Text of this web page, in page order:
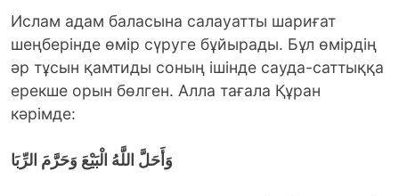
Ислам адам баласына салауатты шариғат
шеңберінде өмір сүруге бұйырады. Бұл өмірдің
әр тұсын қамтиды соның ішінде сауда-саттыққа
ерекше орын бөлген. Алла тағала Құран
кәрімде:
وَأَحَلَّ اللَّهُ الْبَيْعَ وَحَرَّمَ الرِّبَا